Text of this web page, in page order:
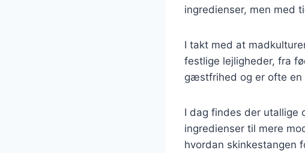
ingredienser, men med
I takt med at
festlige lejligheder, fra
gæstfrihed og er ofte en
I dag findes der utallige
ingredienser til mere
hvordan skinkestangen